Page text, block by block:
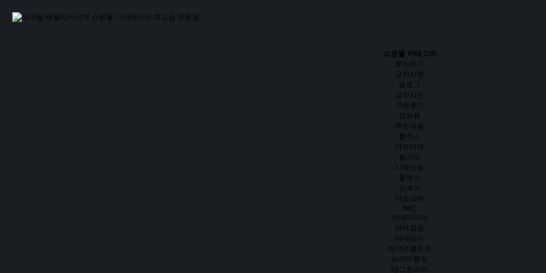
쇼핑몰 카테고리
문의하기
공지사항
블로그
검수사진
구매후기
잡화류
추천제품
롤렉스
까르띠에
불가리
시계쇼핑
롤렉스
오메가
까르띠에
IWC
오데마피게
파텍필립
파네라이
예거르쿨트르
브라이틀링
태그호이어